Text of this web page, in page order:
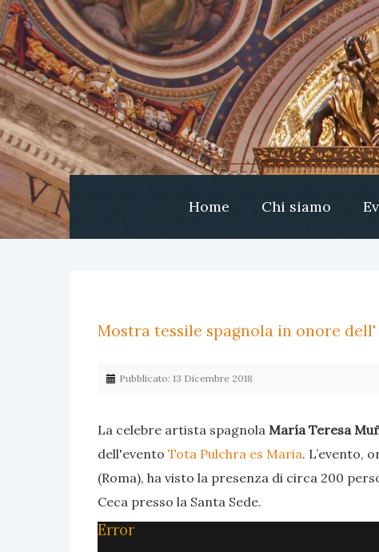
Home Chi siamo
Mostra tessile spagnola in onore
Pubblicato: 13 Dicembre 2018
La celebre artista spagnola María Teresa
dell'evento Tota Pulchra es Maria. L’evento,
(Roma), ha visto la presenza di circa 200
Ceca presso la Santa Sede.
Error